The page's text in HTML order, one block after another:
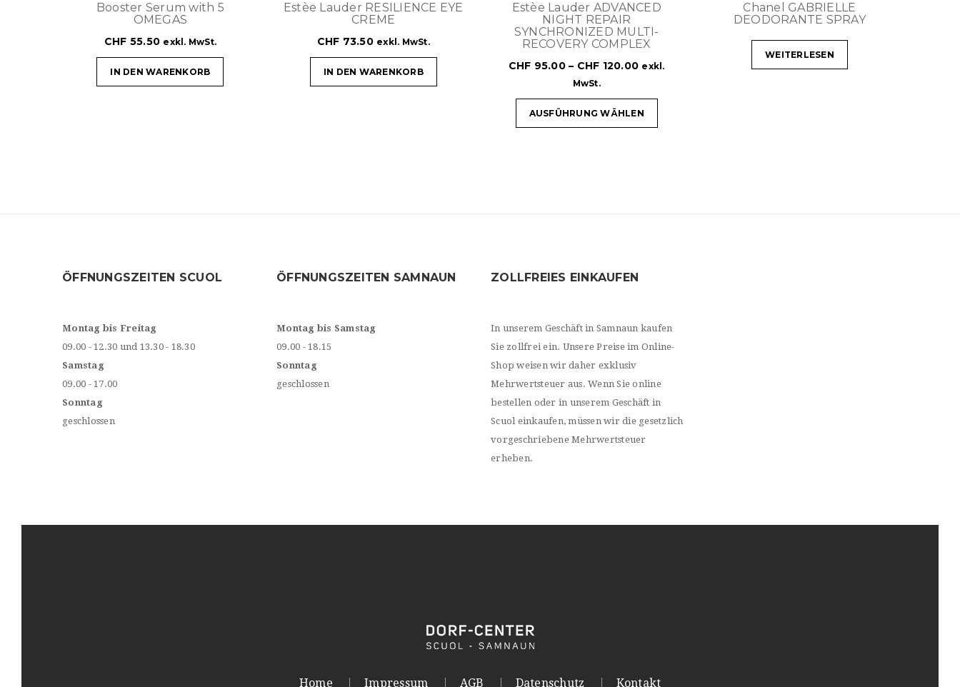
Booster Serum with 5
OMEGAS
CHF 55.50 exkl. MwSt.
IN DEN WARENKORB
Estèe Lauder RESILIENCE EYE
CREME
CHF 73.50 exkl. MwSt.
IN DEN WARENKORB
Estèe Lauder ADVANCED
NIGHT REPAIR
SYNCHRONIZED MULTI-
RECOVERY COMPLEX
CHF 95.00– CHF 120.00 exkl.
MwSt.
AUSFÜHRUNG WÄHLEN
Chanel GABRIELLE
DEODORANTE SPRAY
WEITERLESEN
ÖFFNUNGSZEITEN SCUOL
Montag bis Freitag
09.00 - 12.30 und 13.30 - 18.30
Samstag
09.00 - 17.00
Sonntag
geschlossen
ÖFFNUNGSZEITEN SAMNAUN
Montag bis Samstag
09.00 - 18.15
Sonntag
geschlossen
ZOLLFREIES EINKAUFEN
In unserem Geschäft in Samnaun kaufen
Sie zollfrei ein. Unsere Preise im Online-
Shop weisen wir daher exklusiv
Mehrwertsteuer aus. Wenn Sie online
bestellen oder in unserem Geschäft in
Scuol einkaufen, müssen wir die gesetzlich
vorgeschriebene Mehrwertsteuer
erheben.
Home Impressum AGB Datenschutz Kontakt